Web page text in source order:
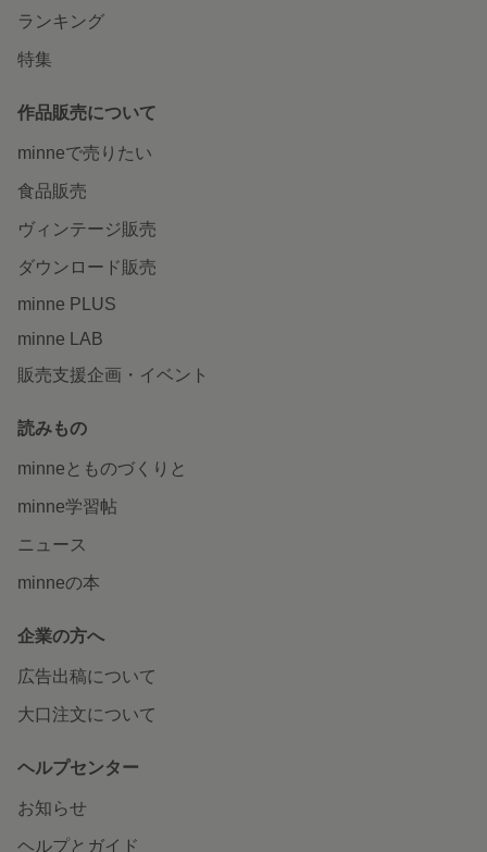
ランキング
特集
作品販売について
minneで売りたい
食品販売
ヴィンテージ販売
ダウンロード販売
minne PLUS
minne LAB
販売支援企画・イベント
読みもの
minneとものづくりと
minne学習帖
ニュース
minneの本
企業の方へ
広告出稿について
大口注文について
ヘルプセンター
お知らせ
ヘルプとガイド